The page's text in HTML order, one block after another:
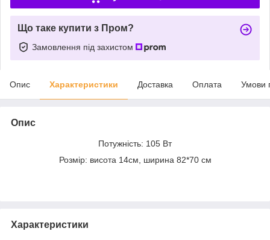
Що таке купити з Пром?
Замовлення під захистом
Опис Характеристики Доставка Оплата Умови
Опис
Потужність: 105 Вт
Розмір: висота 14см, ширина 82*70 см
Характеристики